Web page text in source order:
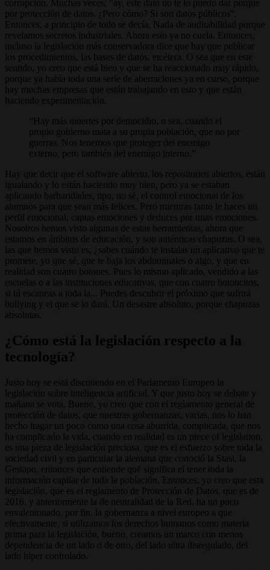
corrupción. Muchas veces, "ay, este dato no te lo puedo dar porque
por protección de datos. ¿Pero cómo? Si son datos públicos".
Entonces, a principio de todo se decía, Nada de auditabilidad porque
revelamos secretos industriales. Ahora esto ya no cuela. Entonces,
incluso la legislación más conservadora dice que hay que publicar
los procedimientos, las bases de datos, etcétera. O sea que en este
sentido, yo creo que está bien y que se ha reaccionado muy rápido,
porque ya había toda una serie de aberraciones ya en curso, porque
hay muchas empresas que están trabajando en esto y que están
haciendo experimentación.
Hay más muertes por democidio, o sea, cuando el
propio gobierno mata a su propia población, que no por
guerras. Nos tenemos que proteger del enemigo
externo, pero también del enemigo interno.
Hay que decir que el software abierto, los repositorios abiertos, están
igualando y lo están haciendo muy bien, pero ya se estaban
aplicando barbaridades, tipo, no sé, el control emocional de los
alumnos para que sean más felices. Pero mientras tanto le haces un
perfil emocional, captas emociones y deduces por unas emociones.
Nosotros hemos visto algunas de estas herramientas, ahora que
estamos en ámbitos de educación, y son auténticas chapuzas. O sea,
las que hemos visto es, ¿sabes cuándo te instalas un aplicativo que te
promete, yo que sé, que te baja los abdominales o algo, y que en
realidad son cuatro botones. Pues lo mismo aplicado, vendido a las
escuelas o a las instituciones educativas, que con cuatro botoncitos,
si tú escaneas a toda la... Puedes descubrir el próximo que sufrirá
bullying y el que se lo dará. Un desastre absoluto, porque chapuzas
absolutas.
¿Cómo está la legislación respecto a la
tecnología?
Justo hoy se está discutiendo en el Parlamento Europeo la
legislación sobre inteligencia artificial. Y que justo hoy se debate y
mañana se vota. Bueno, yo creo que con el reglamento general de
protección de datos, que nuestras gobernanzas, varias, nos lo han
hecho tragar un poco como una cosa aburrida, complicada, que nos
ha complicado la vida, cuando en realidad es un piece of legislation,
es una pieza de legislación preciosa, que es el esfuerzo sobre toda la
sociedad civil y en particular la alemana que conoció la Stasi, la
Gestapo, entonces que entiende qué significa el tener toda la
información capilar de toda la población. Entonces, yo creo que esta
legislación, que es el reglamento de Protección de Datos, que es de
2016, y anteriormente la de neutralidad de la Red, ha un poco
envalentonado, por fin, la gobernanza a nivel europeo a que
efectivamente, si utilizamos los derechos humanos como materia
prima para la legislación, bueno, creamos un marco con menos
dependencia de un lado o de otro, del lado ultra disregulado, del
lado hiper controlado.